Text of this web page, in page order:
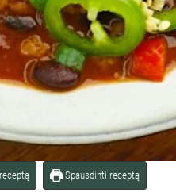
Spausdinti receptą